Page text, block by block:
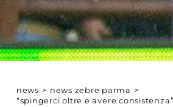
news > news zebre parma >
“spingerci oltre e avere consistenza”